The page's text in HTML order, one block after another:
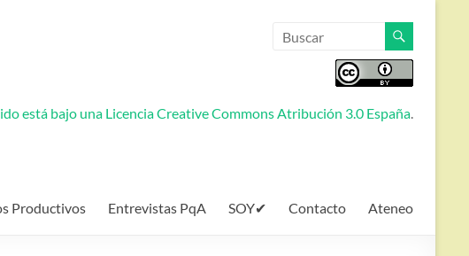
está bajo una Licencia Creative Commons Atribución 3.0 España.
Productivos Entrevistas PqA SOY✔ Contacto Ateneo